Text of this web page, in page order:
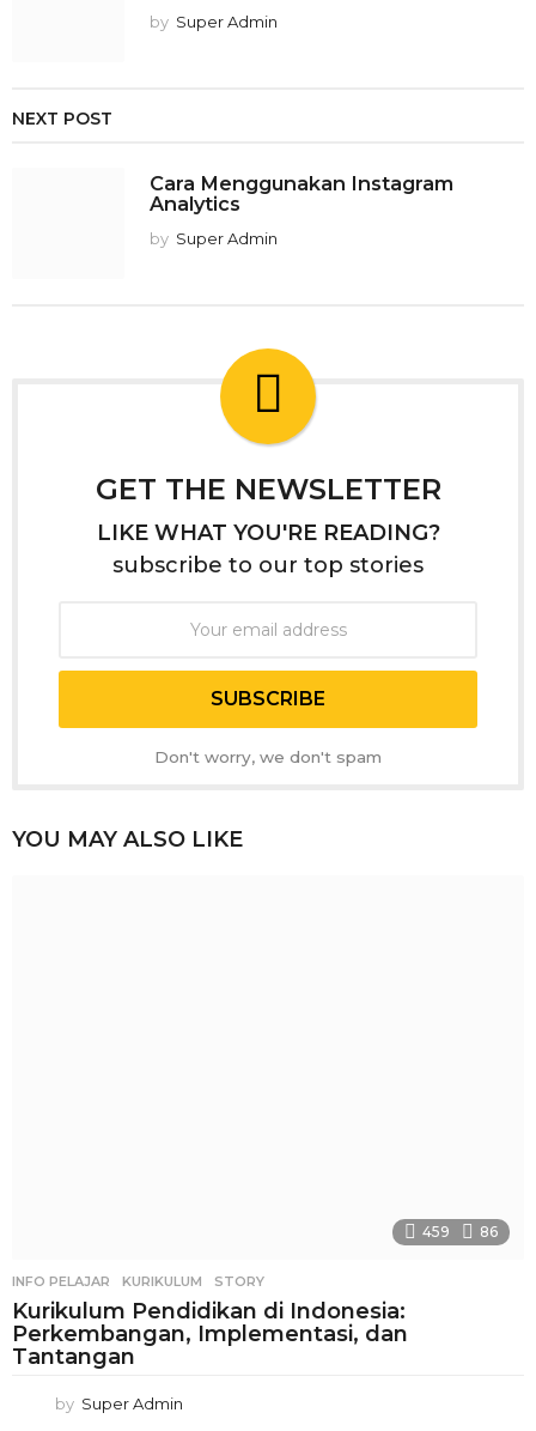
by Super Admin
NEXT POST
Cara Menggunakan Instagram
Analytics
by Super Admin
GET THE NEWSLETTER
LIKE WHAT YOU'RE READING?
subscribe to our top stories
Don't worry, we don't spam
YOU MAY ALSO LIKE
459 86
INFO PELAJAR KURIKULUM ,STORY
Kurikulum Pendidikan di Indonesia:
Perkembangan, Implementasi, dan
Tantangan
by Super Admin